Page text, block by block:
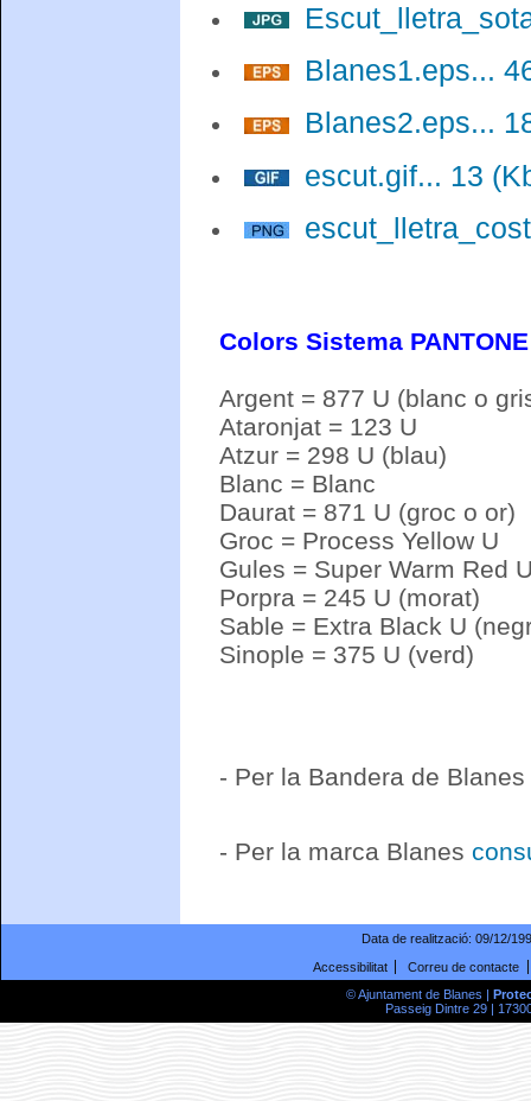
Blanes1.eps...
Blanes2.eps...
escut.gif... 13
Colors Sistema PANTONE
Argent = 877 U (blanc o
Ataronjat = 123 U
Atzur = 298 U (blau)
Blanc = Blanc
Daurat = 871 U (groc o or)
Groc = Process Yellow U
Gules = Super Warm Red
Porpra = 245 U (morat)
Sable = Extra Black U
Sinople = 375 U (verd)
- Per la Bandera de Blanes
- Per la marca Blanes
Data de realització: 09/12/
Accessibilitat
Correu de contacte
© Ajuntament de Blanes |
Passeig Dintre 29 |